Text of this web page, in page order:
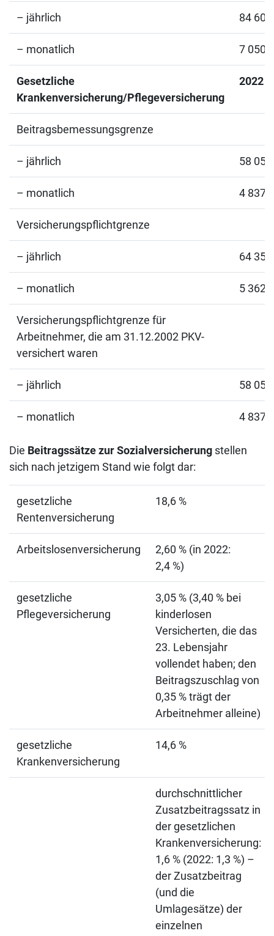
– jährlich 84
– monatlich 7
Gesetzliche
Krankenversicherung/Pflegeversicherung
2022
Beitragsbemessungsgrenze
– jährlich 58
– monatlich 4
Versicherungspflichtgrenze
– jährlich 64
– monatlich 5
Versicherungspflichtgrenze für
Arbeitnehmer, die am 31.12.2002 PKV-
versichert waren
– jährlich 58
– monatlich 4
Die Beitragssätze zur Sozialversicherung stellen
sich nach jetzigem Stand wie folgt dar:
gesetzliche
Rentenversicherung
18,6 %
Arbeitslosenversicherung
2,60 % (in 2022:
2,4 %)
gesetzliche
Pflegeversicherung
3,05 % (3,40 % bei
kinderlosen
Versicherten, die das
23. Lebensjahr
vollendet haben; den
Beitragszuschlag von
0,35 % trägt der
Arbeitnehmer alleine)
gesetzliche
Krankenversicherung
14,6 %
durchschnittlicher
Zusatzbeitragssatz in
der gesetzlichen
Krankenversicherung:
1,6 % (2022: 1,3 %) –
der Zusatzbeitrag
(und die
Umlagesätze) der
einzelnen